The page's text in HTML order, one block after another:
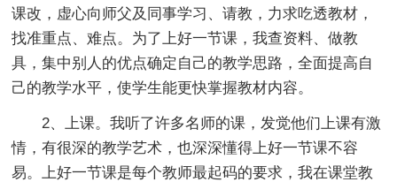
课改，虚心向师父及同事学习、请教，力求吃透教材，
找准重点、难点。为了上好一节课，我查资料、做教
具，集中别人的优点确定自己的教学思路，全面提高自
己的教学水平，使学生能更快掌握教材内容。
2、上课。我听了许多名师的课，发觉他们上课有激
情，有很深的教学艺术，也深深懂得上好一节课不容
易。上好一节课是每个教师最起码的要求，我在课堂教